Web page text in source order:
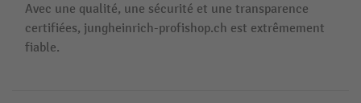
Avec une qualité, une sécurité et une transparence
certifiées, jungheinrich-profishop.ch est extrêmement
fiable.